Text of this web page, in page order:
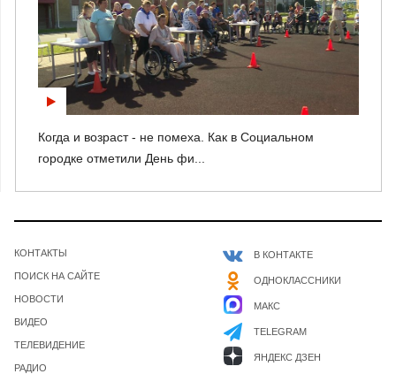
Когда и возраст - не помеха. Как в Социальном
городке отметили День фи...
КОНТАКТЫ
ПОИСК НА САЙТЕ
НОВОСТИ
ВИДЕО
ТЕЛЕВИДЕНИЕ
РАДИО
В КОНТАКТЕ
ОДНОКЛАССНИКИ
МАКС
TELEGRAM
ЯНДЕКС ДЗЕН